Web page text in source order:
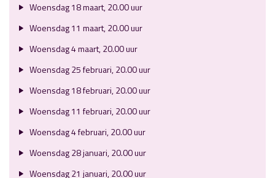
Woensdag 18 maart, 20.00 uur
Woensdag 11 maart, 20.00 uur
Woensdag 4 maart, 20.00 uur
Woensdag 25 februari, 20.00 uur
Woensdag 18 februari, 20.00 uur
Woensdag 11 februari, 20.00 uur
Woensdag 4 februari, 20.00 uur
Woensdag 28 januari, 20.00 uur
Woensdag 21 januari, 20.00 uur